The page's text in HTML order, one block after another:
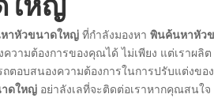
าหัวขนาดใหญ่ ที่กำลังมองหา พินค้นหาหัว
ามต้องการของคุณได้ ไม่เพียง แต่เราผลิต
ถตอบสนองความต้องการในการปรับแต่ง
ดใหญ่ อย่าลังเลที่จะติดต่อเราหากคุณสนใจ